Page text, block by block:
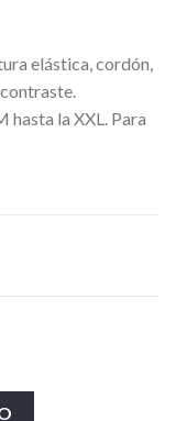
elástica, cordón,
hasta la XXL. Para